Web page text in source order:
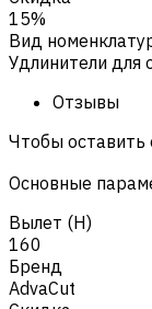
15%
Вид
Удлинители для
Отзывы
Чтобы оставить
Основные
Вылет (H)
160
Бренд
AdvaCut